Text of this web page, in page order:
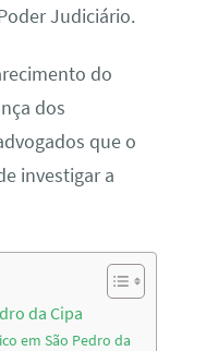
Judiciário.
do
dos
que o
investigar a
da Cipa
em São Pedro da